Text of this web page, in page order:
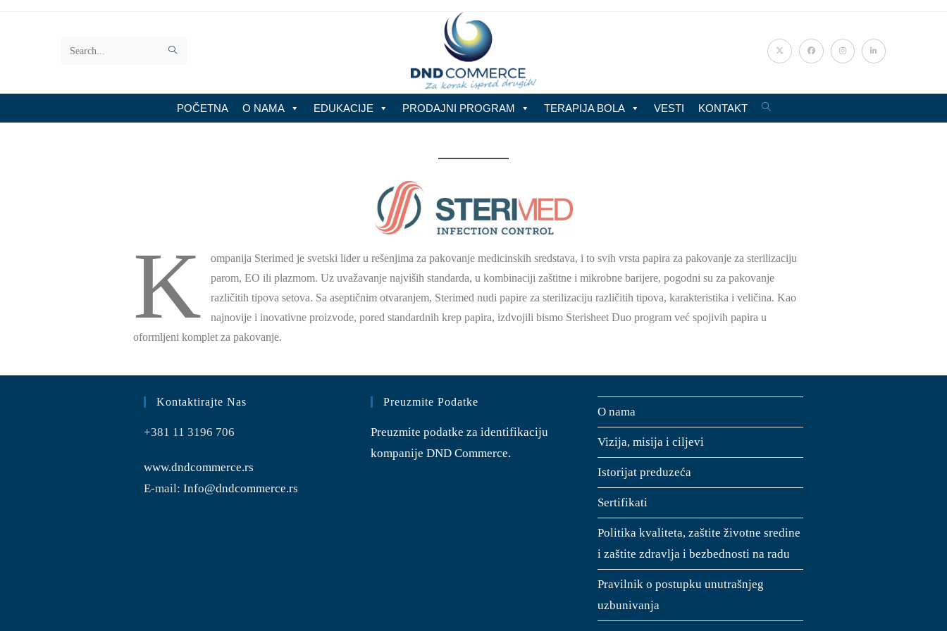
Search
POČETNA O NAMA EDUKACIJE PRODAJNI PROGRAM TERAPIJA BOLA VESTI KONTAKT
K
ompanija Sterimed je svetski lider u rešenjima za pakovanje medicinskih sredstava, i to svih vrsta papira za pakovanje za sterilizaciju
parom, EO ili plazmom. Uz uvažavanje najviših standarda, u kombinaciji zaštitne i mikrobne barijere, pogodni su za pakovanje
različitih tipova setova. Sa aseptičnim otvaranjem, Sterimed nudi papire za sterilizaciju različitih tipova, karakteristika i veličina. Kao
najnovije i inovativne proizvode, pored standardnih krep papira, izdvojili bismo Sterisheet Duo program već spojivih papira u
oformljeni komplet za pakovanje.
Kontaktirajte Nas
+381 11 3196 706
www.dndcommerce.rs
E-mail: Info@dndcommerce.rs
Preuzmite Podatke
Preuzmite podatke za identifikaciju
kompanije DND Commerce.
O nama
Vizija, misija i ciljevi
Istorijat preduzeća
Sertifikati
Politika kvaliteta, zaštite životne sredine
i zaštite zdravlja i bezbednosti na radu
Pravilnik o postupku unutrašnjeg
uzbunivanja